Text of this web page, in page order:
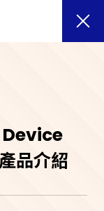
Device
品介紹